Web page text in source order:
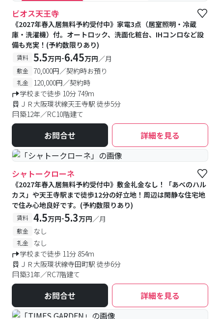
#キャンペーン実施中 #女性専用フロアあり
ビオス天王寺
《2027年春入居無料予約受付中》家電3点（居室照明・冷蔵
庫・洗濯機）付。オートロック、洗面化粧台、IHコンロなど設
備も充実！(予約数限りあり)
賃料 5.5万円-6.45万円／月
敷金 70,000円／契約時お預り
礼金
120,000円／契約時
学校まで徒歩 10分 749m
ＪＲ大阪環状線天王寺駅 徒歩5分
築12年／RC10階建て
お問合せ 詳細を見る
シャトークローネ
《2027年春入居無料予約受付中》敷金礼金なし！「あべのハル
カス」や天王寺駅まで徒歩12分の好立地！周辺は閑静な住宅地
で住み心地良好です。(予約数限りあり)
賃料 4.5万円-5.3万円／月
敷金 なし
礼金
なし
学校まで徒歩 11分 854m
ＪＲ大阪環状線寺田町駅 徒歩6分
築31年／RC7階建て
お問合せ 詳細を見る